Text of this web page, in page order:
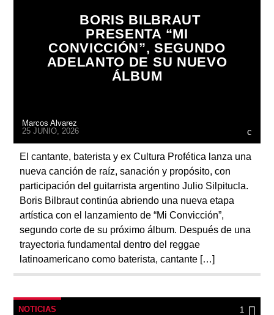
BORIS BILBRAUT
PRESENTA “MI
CONVICCIÓN”, SEGUNDO
ADELANTO DE SU NUEVO
ÁLBUM
Marcos Alvarez
25 JUNIO, 2026
El cantante, baterista y ex Cultura Profética lanza una
nueva canción de raíz, sanación y propósito, con
participación del guitarrista argentino Julio Silpitucla.
Boris Bilbraut continúa abriendo una nueva etapa
artística con el lanzamiento de “Mi Convicción”,
segundo corte de su próximo álbum. Después de una
trayectoria fundamental dentro del reggae
latinoamericano como baterista, cantante […]
NOTICIAS 1